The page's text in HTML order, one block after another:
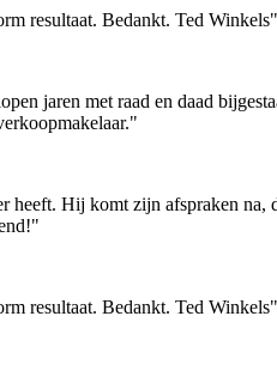
resultaat. Bedankt. Ted Winkels"
jaren met raad en daad
Hij komt zijn afspraken na,
resultaat. Bedankt. Ted Winkels"